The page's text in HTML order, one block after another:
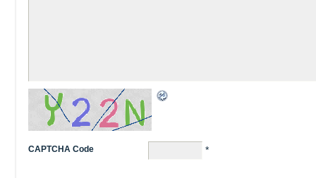
CAPTCHA Code *